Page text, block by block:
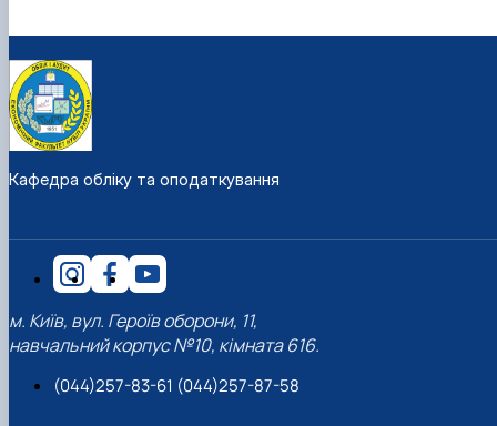
Кафедра обліку та оподаткування
м. Київ, вул. Героїв оборони, 11,
навчальний корпус №10, кімната 616.
(044)257-83-61 (044)257-87-58